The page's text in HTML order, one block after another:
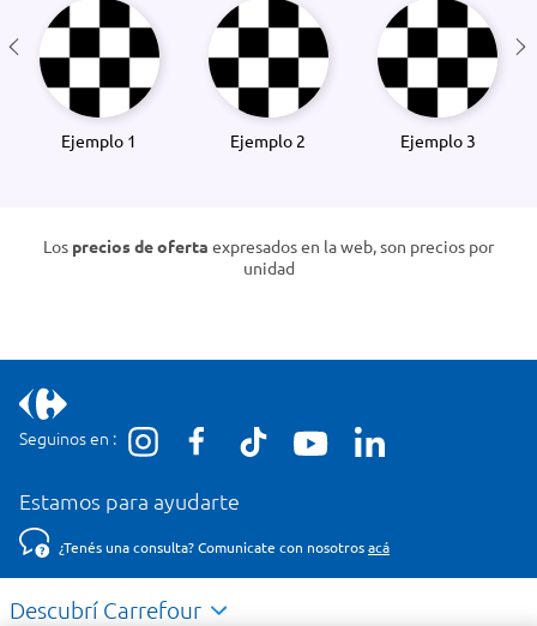
Ejemplo 1 Ejemplo 2 Ejemplo 3
Los precios de oferta expresados en la web, son precios por
unidad
Seguinos en :
Estamos para ayudarte
¿Tenés una consulta? Comunicate con nosotros acá
Descubrí Carrefour